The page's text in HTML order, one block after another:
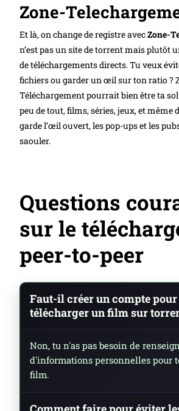
Zone-
Et là, on change de registre avecZone-
n’est pas un site de torrent mais plutôt
de téléchargements directs. Tu veux
fichiers ou garder un œil sur ton ratio ?
Téléchargement pourrait bien être ta
peu de tout, films, séries, jeux, et même
garde l’œil ouvert, les pop-ups et les
saouler.
Questions
sur le
peer-to-peer
Faut-il créer un compte pour
télécharger un film sur
Non, tu n'as pas besoin de
d'informations personnelles pour
film.